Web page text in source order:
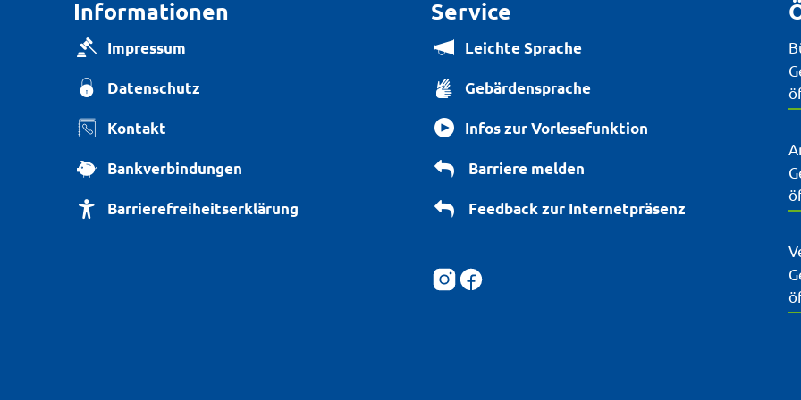
Seniorenbüro
Informationen
Impressum
Datenschutz
Kontakt
Bankverbindungen
Barrierefreiheitserklärung
Service
Leichte Sprache
Gebärdensprache
Infos zur Vorlesefunktion
Barriere melden
Feedback zur Internetpräsenz